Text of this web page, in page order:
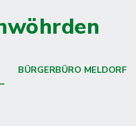
BÜRGERBÜRO MELDORF